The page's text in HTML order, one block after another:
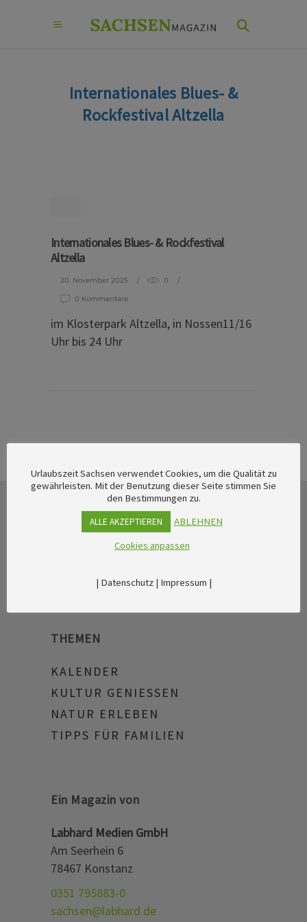
Internationales Blues- &
Rockfestival Altzella
Internationales Blues- & Rockfestival
Altzella
20. November 2025 0
0 Kommentare
im Klosterpark Altzella, in Nossen11/16
Uhr bis 24 Uhr
THEMEN
KALENDER
KULTUR GENIESSEN
NATUR ERLEBEN
TIPPS FÜR FAMILIEN
Ein Magazin von
Labhard Medien GmbH
Am Seerhein 6
78467 Konstanz
0351 795883-0
sachsen@labhard.de
Urlaubszeit Sachsen verwendet Cookies, um die Qualität zu
gewährleisten. Mit der Benutzung dieser Seite stimmen Sie
den Bestimmungen zu.
ALLE AKZEPTIEREN
ABLEHNEN
Cookies anpassen
| Datenschutz| Impressum |